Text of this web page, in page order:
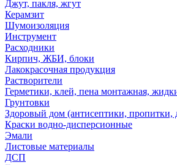
Джут, пакля, жгут
Керамзит
Шумоизоляция
Инструмент
Расходники
Кирпич, ЖБИ, блоки
Лакокрасочная продукция
Растворители
Герметики, клей, пена монтажная,
Грунтовки
Здоровый дом (антисептики, пропитки,
Краски водно-дисперсионные
Эмали
Листовые материалы
ДСП